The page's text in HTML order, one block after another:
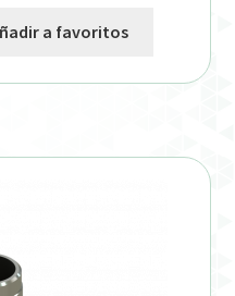
a favoritos